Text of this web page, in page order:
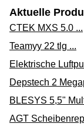
Aktuelle
CTEK MXS 5.0 ...
Teamyy 22 tlg ...
Elektrische
Depstech 2
BLESYS 5,5"
AGT